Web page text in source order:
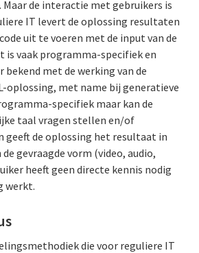
de interactie met gebruikers is
IT levert de oplossing resultaten
uit te voeren met de input van de
is vaak programma-specifiek en
bekend met de werking van de
oplossing, met name bij generatieve
specifiek maar kan de
taal vragen stellen en/of
geeft de oplossing het resultaat in
gevraagde vorm (video, audio,
heeft geen directe kennis nodig
werkt.
die voor reguliere IT